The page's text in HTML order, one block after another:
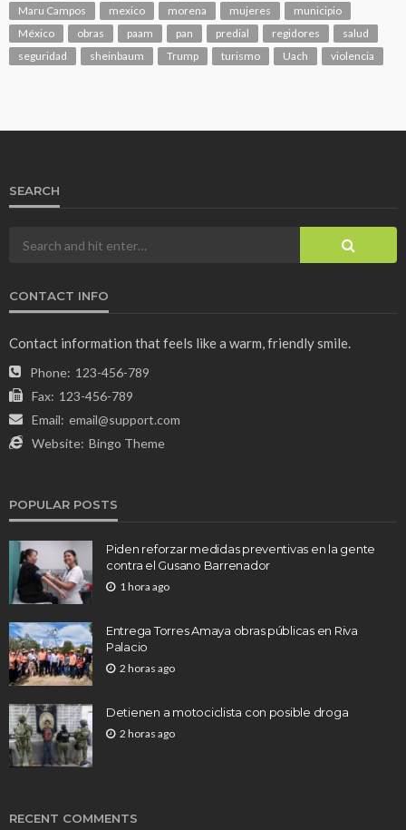
Maru Campos
mexico morena mujeres
municipio
México
obras paam pan predial regidores
salud
seguridad
sheinbaum Trump turismo Uach violencia
SEARCH
CONTACT INFO
Contact information that feels like a warm, friendly smile.
Phone: 123-456-789
Fax: 123-456-789
Email: email@support.com
Website: Bingo Theme
POPULAR POSTS
Piden reforzar medidas preventivas en la gente
contra el Gusano Barrenador
1 hora ago
Entrega Torres Amaya obras públicas en Riva
Palacio
2 horas ago
Detienen a motociclista con posible droga
2 horas ago
RECENT COMMENTS